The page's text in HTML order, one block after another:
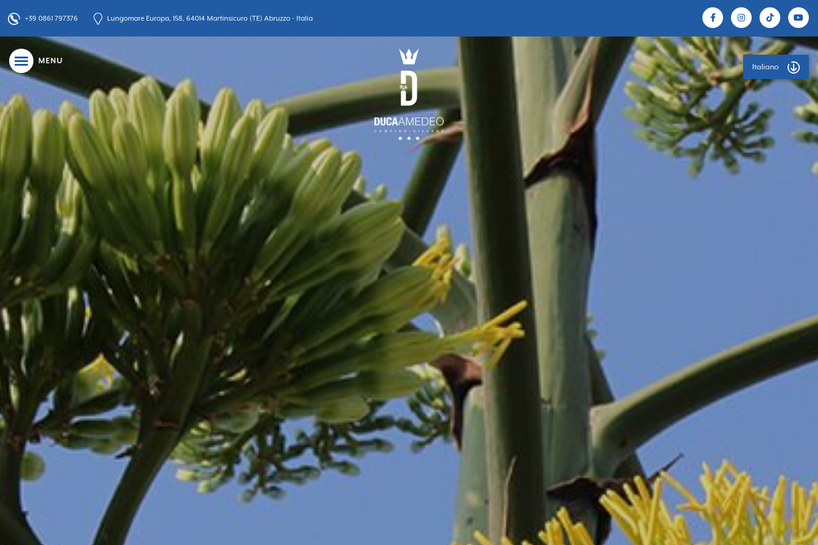
MENU
Italiano
+39 0861 797376 Lungomare Europa, 158, 64014 Martinsicuro (TE) Abruzzo - Italia